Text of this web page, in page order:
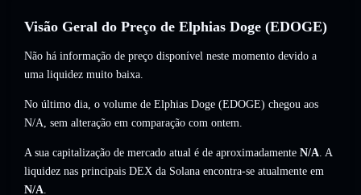
Visão Geral do Preço de Elphias Doge (EDOGE)
Não há informação de preço disponível neste momento devido a
uma liquidez muito baixa.
No último dia, o volume de Elphias Doge (EDOGE) chegou aos
N/A, sem alteração em comparação com ontem.
A sua capitalização de mercado atual é de aproximadamente N/A. A
liquidez nas principais DEX da Solana encontra-se atualmente em
N/A.